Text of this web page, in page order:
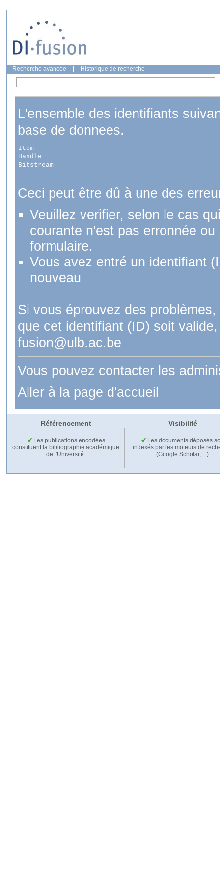
Recherche avancée Historique de recherche
L'ensemble des identifiants
base de donnees.
Item
Handle
Bitstream
Ceci peut être dû à une des
Veuillez verifier, selon le cas
courante n'est pas erronnée
formulaire.
Vous avez entré un identifiant
nouveau
Si vous éprouvez des
que cet identifiant (ID) soit
fusion@ulb.ac.be
Vous pouvez contacter les
Aller à la page d'accueil
Référencement Visibilité
Les publications encodées
constituent la bibliographie académique
de l'Université.
Les documents déposés
indexés par les moteurs de
(Google Scholar,…).